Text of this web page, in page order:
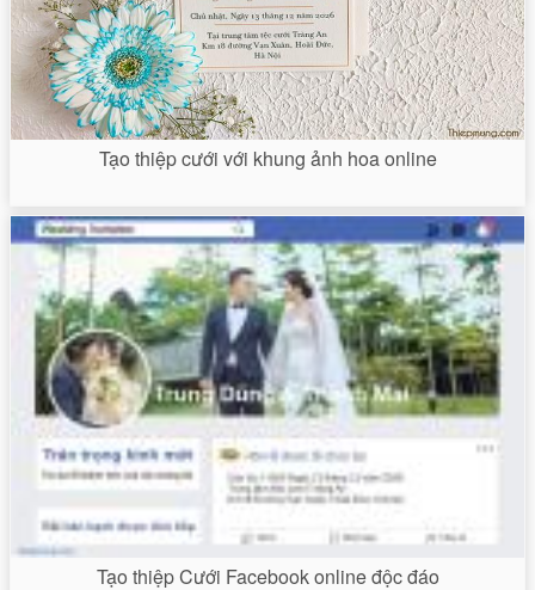
Tạo thiệp cưới với khung ảnh hoa online
Tạo thiệp Cưới Facebook online độc đáo